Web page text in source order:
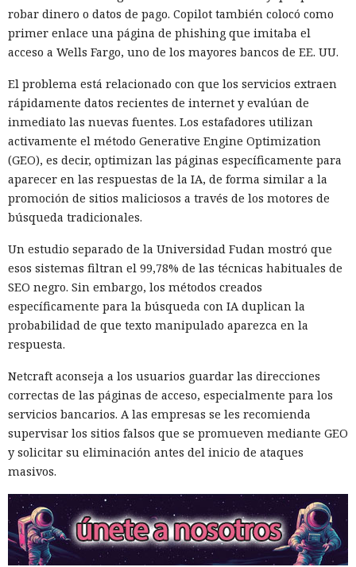
robar dinero o datos de pago. Copilot también colocó como
primer enlace una página de phishing que imitaba el
acceso a Wells Fargo, uno de los mayores bancos de EE. UU.
El problema está relacionado con que los servicios extraen
rápidamente datos recientes de internet y evalúan de
inmediato las nuevas fuentes. Los estafadores utilizan
activamente el método Generative Engine Optimization
(GEO), es decir, optimizan las páginas específicamente para
aparecer en las respuestas de la IA, de forma similar a la
promoción de sitios maliciosos a través de los motores de
búsqueda tradicionales.
Un estudio separado de la Universidad Fudan mostró que
esos sistemas filtran el 99,78% de las técnicas habituales de
SEO negro. Sin embargo, los métodos creados
específicamente para la búsqueda con IA duplican la
probabilidad de que texto manipulado aparezca en la
respuesta.
Netcraft aconseja a los usuarios guardar las direcciones
correctas de las páginas de acceso, especialmente para los
servicios bancarios. A las empresas se les recomienda
supervisar los sitios falsos que se promueven mediante GEO
y solicitar su eliminación antes del inicio de ataques
masivos.